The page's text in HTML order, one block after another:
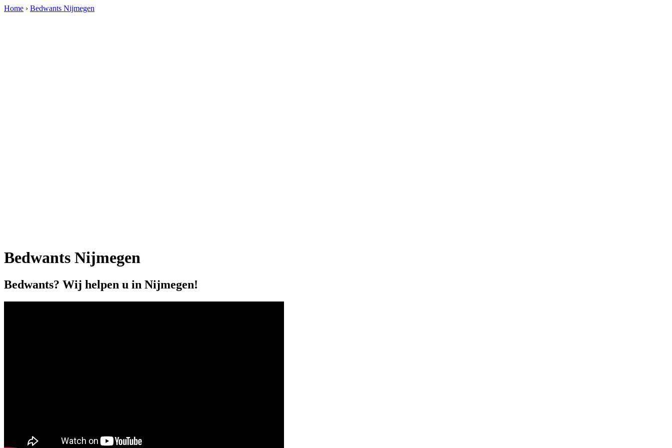
Home › Bedwants Nijmegen
Bedwants Nijmegen
Bedwants? Wij helpen u in Nijmegen!